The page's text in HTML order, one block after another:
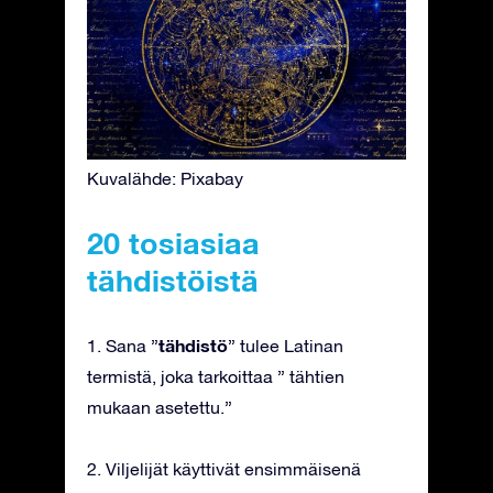
Kuvalähde: Pixabay
20 tosiasiaa
tähdistöistä
1. Sana ”tähdistö” tulee Latinan
termistä, joka tarkoittaa ” tähtien
mukaan asetettu.”
2. Viljelijät käyttivät ensimmäisenä